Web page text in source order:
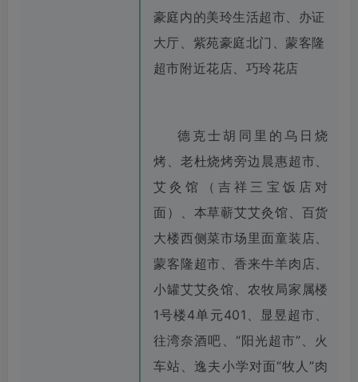
豪庭内的美玲生活超市、办证
大厅、紫苑豪庭北门、蒙客隆
超市附近花店、巧玲花店
德克士胡同里的乌日烧
烤、老杜烧烤旁边晨惠超市、
艾灸馆（吉祥三宝饭店对
面）、本草蕲艾艾灸馆、百货
大楼西侧菜市场里面童装店、
蒙客隆超市、香来牛羊肉店、
小罐艾艾灸馆、农牧局家属楼
1号楼4单元401、显昱超市、
往湾奈酒吧、“阳光超市”、火
车站、逸夫小学对面“牧人”肉